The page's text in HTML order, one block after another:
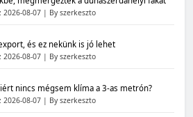
2026-08-07 By szerkeszto
és ez nekünk is jó lehet
2026-08-07 By szerkeszto
nincs mégsem klíma a 3-as metrón?
2026-08-07 By szerkeszto